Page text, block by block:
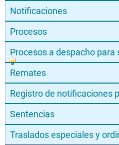
Notificaciones
Procesos
Procesos a despacho para
Remates
Registro de notificaciones
Sentencias
Traslados especiales y